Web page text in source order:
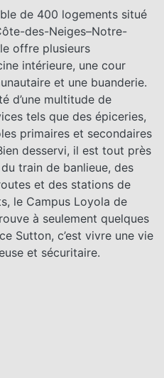
de 400 logements situé
des-Neiges–Notre-
offre plusieurs
intérieure, une cour
et une buanderie.
d’une multitude de
tels que des épiceries,
primaires et secondaires
desservi, il est tout près
train de banlieue, des
et des stations de
le Campus Loyola de
à seulement quelques
Sutton, c’est vivre une vie
et sécuritaire.